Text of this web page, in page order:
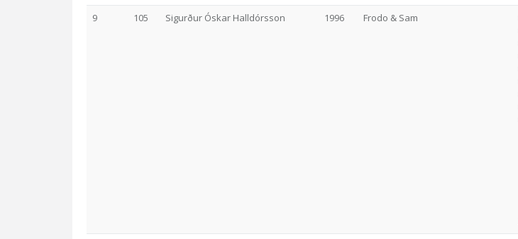
9 105 Sigurður Óskar Halldórsson 1996 Frodo & Sam